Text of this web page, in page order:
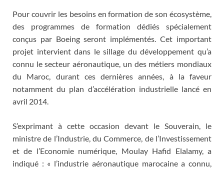
Pour couvrir les besoins en formation de son écosystème,
des programmes de formation dédiés spécialement
conçus par Boeing seront implémentés. Cet important
projet intervient dans le sillage du développement qu’a
connu le secteur aéronautique, un des métiers mondiaux
du Maroc, durant ces dernières années, à la faveur
notamment du plan d’accélération industrielle lancé en
avril 2014.
S’exprimant à cette occasion devant le Souverain, le
ministre de l’Industrie, du Commerce, de l’Investissement
et de l’Economie numérique, Moulay Hafid Elalamy, a
indiqué : « l’industrie aéronautique marocaine a connu,